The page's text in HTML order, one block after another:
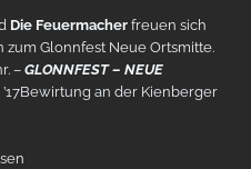
Die Feuermacher freuen sich
zum Glonnfest Neue Ortsmitte.
– GLONNFEST – NEUE
’17Bewirtung an der Kienberger